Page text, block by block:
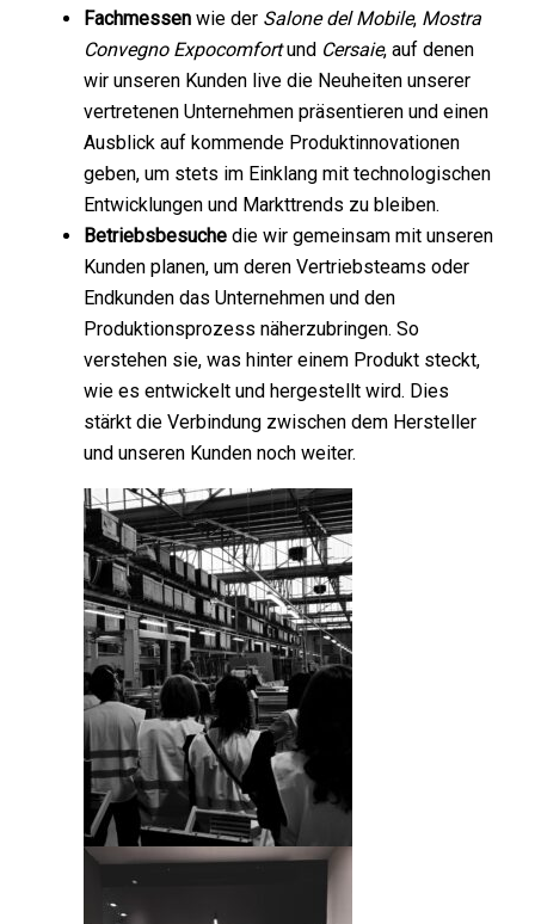
Fachmessen wie der Salone del Mobile, Mostra
Convegno Expocomfortund Cersaie, auf denen
wir unseren Kunden live die Neuheiten unserer
vertretenen Unternehmen präsentieren und einen
Ausblick auf kommende Produktinnovationen
geben, um stets im Einklang mit technologischen
Entwicklungen und Markttrends zu bleiben.
Betriebsbesuche die wir gemeinsam mit unseren
Kunden planen, um deren Vertriebsteams oder
Endkunden das Unternehmen und den
Produktionsprozess näherzubringen. So
verstehen sie, was hinter einem Produkt steckt,
wie es entwickelt und hergestellt wird. Dies
stärkt die Verbindung zwischen dem Hersteller
und unseren Kunden noch weiter.